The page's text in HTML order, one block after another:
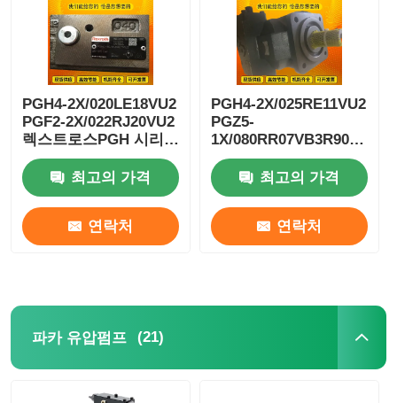
PGH4-2X/020LE18VU2
PGF2-2X/022RJ20VU2
렉스트로스PGH 시리
즈 고압 기어 오일 펌프
유연 철최고의 가격
연락처
PGH4-2X/025RE11VU2
PGZ5-
1X/
RexrothPGH 시리즈
고압 기어 오일 펌프 유
연 철
최고의 가격
연락처
파카 유압펌프 (21)